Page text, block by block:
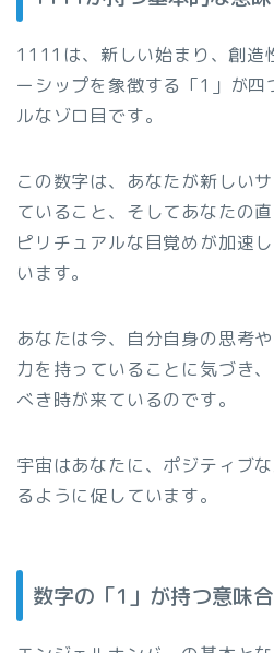
1111は、新しい始まり、創造
ーシップを象徴する「1」が四
ルなゾロ目です。
この数字は、あなたが新しい
ていること、そしてあなたの
ピリチュアルな目覚めが加速
います。
あなたは今、自分自身の思考
力を持っていることに気づき
べき時が来ているのです。
宇宙はあなたに、ポジティブ
るように促しています。
数字の「1」が持つ意味